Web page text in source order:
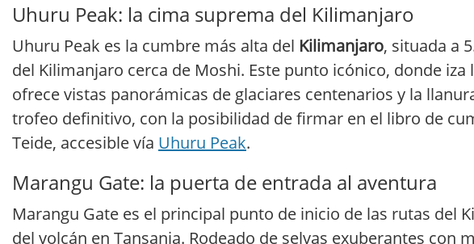
Uhuru Peak: la cima suprema del Kilimanjaro
Uhuru Peak es la cumbre más alta del Kilimanjaro, situada a
del Kilimanjaro cerca de Moshi. Este punto icónico, donde
ofrece vistas panorámicas de glaciares centenarios y la
trofeo definitivo, con la posibilidad de firmar en el libro de
Teide, accesible vía Uhuru Peak.
Marangu Gate: la puerta de entrada al aventura
Marangu Gate es el principal punto de inicio de las rutas del
del volcán en Tansania. Rodeado de selvas exuberantes